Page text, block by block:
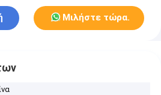
Μιλήστε τώρα.